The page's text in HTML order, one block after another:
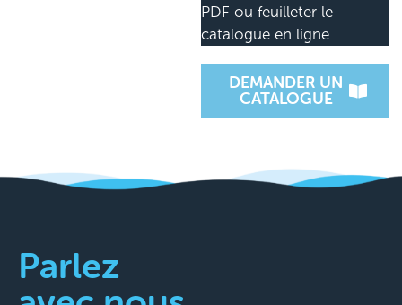
PDF ou feuilleter le
catalogue en ligne
DEMANDER UN
CATALOGUE
Parlez